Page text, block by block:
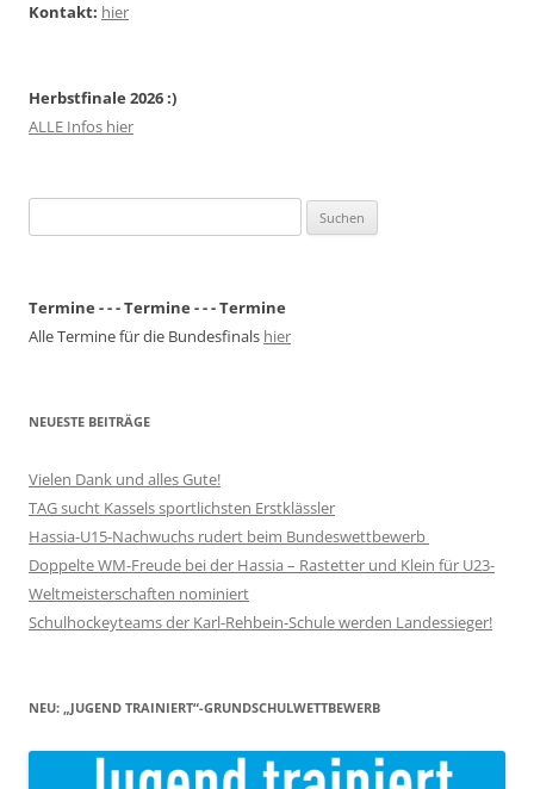
Kontakt: hier
Herbstfinale 2026 :)
ALLE Infos hier
nach:
Termine - - - Termine - - - Termine
Alle Termine für die Bundesfinals hier
NEUESTE BEITRÄGE
Vielen Dank und alles Gute!
TAG sucht Kassels sportlichsten Erstklässler
Hassia-U15-Nachwuchs rudert beim Bundeswettbewerb
Doppelte WM-Freude bei der Hassia – Rastetter und Klein für U23-
Weltmeisterschaften nominiert
Schulhockeyteams der Karl-Rehbein-Schule werden Landessieger!
NEU: „JUGEND TRAINIERT“-GRUNDSCHULWETTBEWERB